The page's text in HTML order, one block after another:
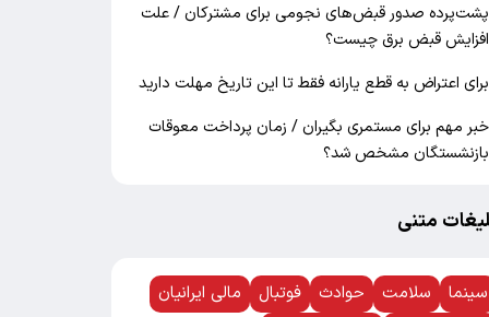
پشت‌پرده صدور قبض‌های نجومی برای مشترکان / علت
افزایش قبض برق چیست؟
برای اعتراض به قطع یارانه فقط تا این تاریخ مهلت دارید
خبر مهم برای مستمری بگیران / زمان پرداخت معوقات
بازنشستگان مشخص شد؟
متنی
سینما سلامت حوادث فوتبال مالی ایرانیان